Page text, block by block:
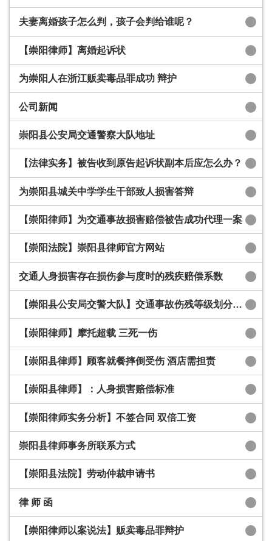
夫妻离婚孩子怎么判，孩子会判给谁呢？
【崇阳律师】离婚起诉状
为崇阳人在浙江贩卖毒品罪成功 辩护
公司新闻
崇阳县公安局交通警察大队地址
【法律实务】被告收到原告起诉状副本后应怎么办？
为崇阳县城关中学学生干部致人损害答辩
【崇阳律师】为交通事故损害赔偿被告成功代理一案
【崇阳法院】崇阳县律师官方网站
交通人身损害存在损伤参与度时的残疾赔偿系数
【崇阳县公安局交警大队】交通事故伤残等级划分国家标准
【崇阳律师】摩托超载 三死一伤
【崇阳县律师】顾客就餐摔倒受伤 酒店需担责
【崇阳县律师】：人身损害赔偿标准
【崇阳律师实务分析】不签合同 双倍工资
崇阳县律师事务所联系方式
【崇阳县法院】劳动仲裁申请书
律 师 函
【崇阳律师以案说法】贩卖毒品罪辩护